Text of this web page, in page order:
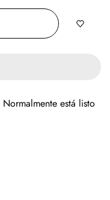
Normalmente está listo